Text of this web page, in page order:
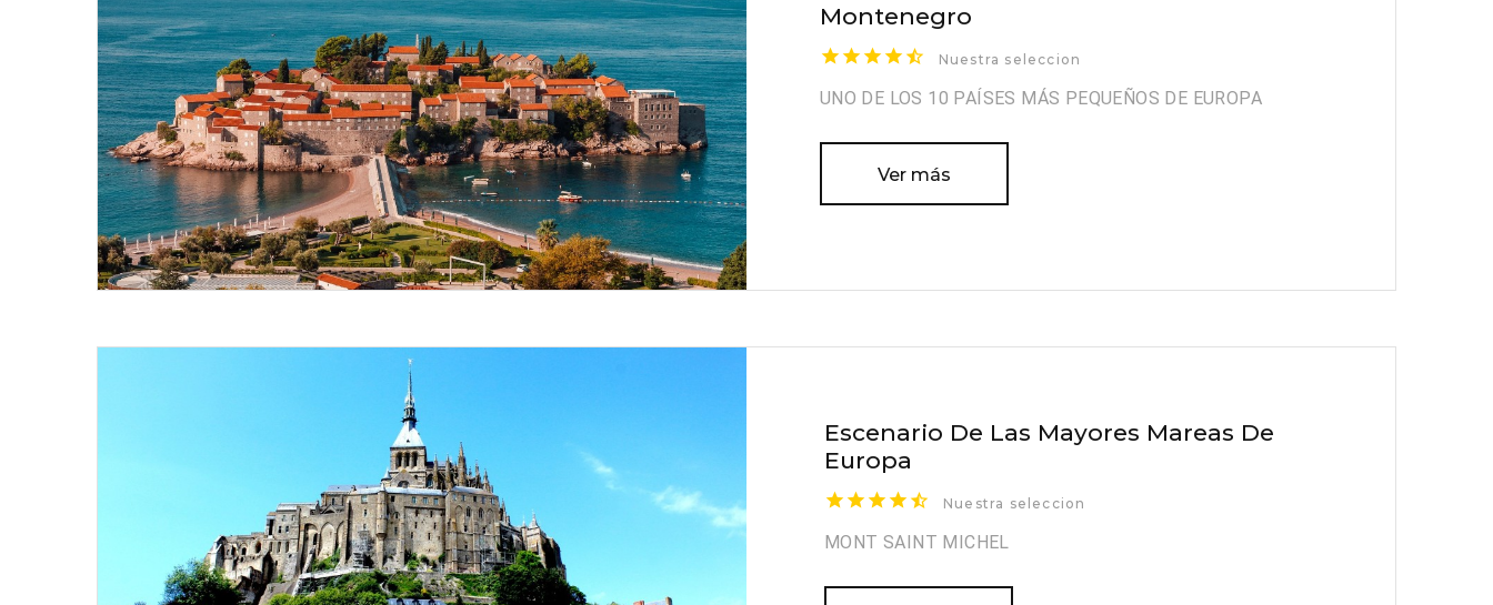
Montenegro
Nuestra seleccion
UNO DE LOS 10 PAÍSES MÁS PEQUEÑOS DE EUROPA
Ver más
Escenario De Las Mayores Mareas De
Europa
Nuestra seleccion
MONT SAINT MICHEL